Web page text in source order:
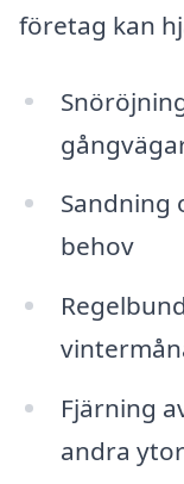
företag kan
Sandning
behov
Fjärning
andra ytor